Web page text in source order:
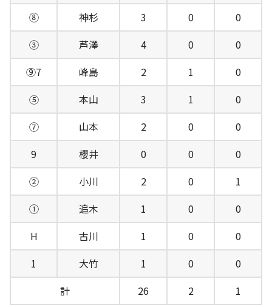
⑧
神杉 3 0
0
③
芦澤 4 0
0
⑨7
峰島 2 1
0
⑤
本山 3 1
0
⑦
山本 2 0
0
9
櫻井 0 0
0
②
小川 2 0
1
①
追木 1 0
0
H
古川 1 0
0
1
大竹 1 0
0
計
26 2 1